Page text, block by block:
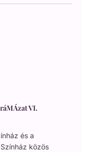
VI.
és a
közös